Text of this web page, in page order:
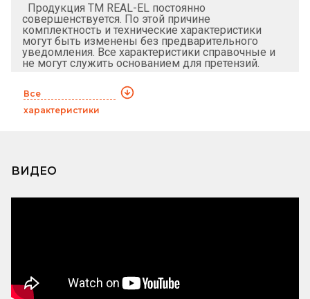
Продукция ТМ REAL-EL постоянно
совершенствуется. По этой причине
комплектность и технические характеристики
могут быть изменены без предварительного
уведомления. Все характеристики справочные и
не могут служить основанием для претензий.
Все
характеристики
ВИДЕО